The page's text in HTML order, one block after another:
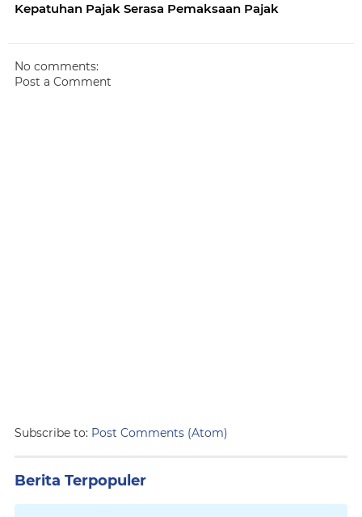
Kepatuhan Pajak Serasa Pemaksaan Pajak
No comments:
Post a Comment
Subscribe to: Post Comments (Atom)
Berita Terpopuler